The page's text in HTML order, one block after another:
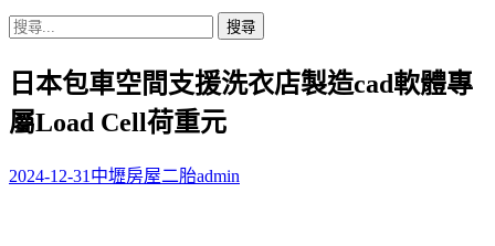
搜
關
鍵
字:
日本包車空間支援洗衣店製造cad軟體專
屬Load Cell荷重元
2024-12-31 中壢房屋二胎admin